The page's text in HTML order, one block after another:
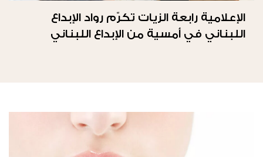
الإعلامية رابعة الزيات تكرّم رواد الإبداع
اللبناني في أمسية من الإبداع اللبناني